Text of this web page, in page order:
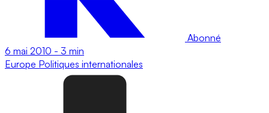
Abonné
6 mai 2010 - 3 min
Europe Politiques internationales